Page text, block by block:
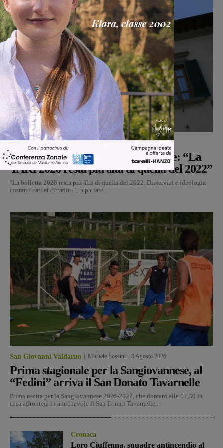
Monica Campani -8 Agosto 2026
Reggello, i consiglieri di opposizione: “La
TARI 2026 resta più alta di quella del 2022”
"La bolletta 2026 resta più alta di quella del 2022. Disservizi e ideologia
costano cari ai cittadini", a parlare...
San Giovanni Valdarno Michele Bossini 8 Agosto 2026
Prima stagionale per la Sangiovannese, al
“Fedini” arriva il San Donato Tavarnelle
Prima uscita per la Sangiovannese 2026-2027, che domani alle 17,30 in
casa affronterà in amichevole il San Donati Tavarnelle,...
Cronaca
Loro Ciuffenna, squadre antincendio al